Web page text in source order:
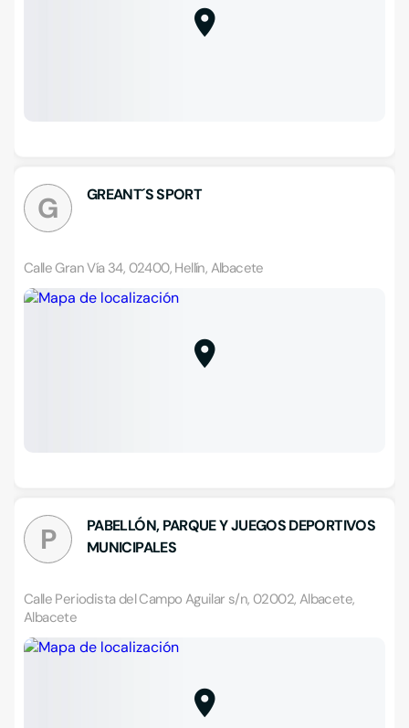
G GREANT´S SPORT
Calle Gran Vía 34, 02400, Hellín, Albacete
P
PABELLÓN, PARQUE Y JUEGOS DEPORTIVOS
MUNICIPALES
Calle Periodista del Campo Aguilar s/n, 02002, Albacete,
Albacete